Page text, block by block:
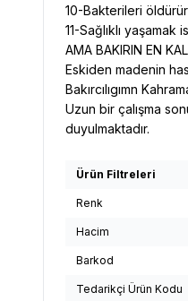
10-Bakterileri öldürür
11-Sağlıklı yaşamak
AMA BAKIRIN EN
Eskiden madenin
Bakırcılıgımn
Uzun bir çalışma
duyulmaktadır.
Ürün Filtreleri
Renk
Hacim
Barkod
Tedarikçi Ürün Kodu